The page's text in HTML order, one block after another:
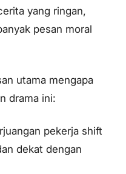
yang ringan,
pesan moral
utama mengapa
drama ini:
pekerja shift
dekat dengan